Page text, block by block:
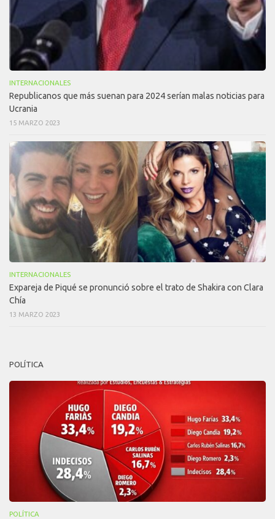
INTERNACIONALES
Republicanos que más suenan para 2024 serían malas noticias para
Ucrania
15 MARZO 2023
INTERNACIONALES
Expareja de Piqué se pronunció sobre el trato de Shakira con Clara
Chía
13 MARZO 2023
POLÍTICA
POLÍTICA